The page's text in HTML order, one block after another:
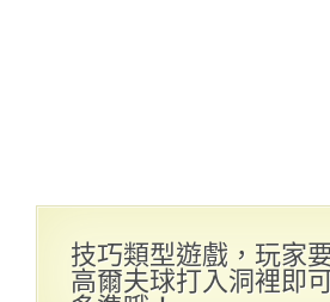
技巧類型遊戲，玩家
高爾夫球打入洞裡即